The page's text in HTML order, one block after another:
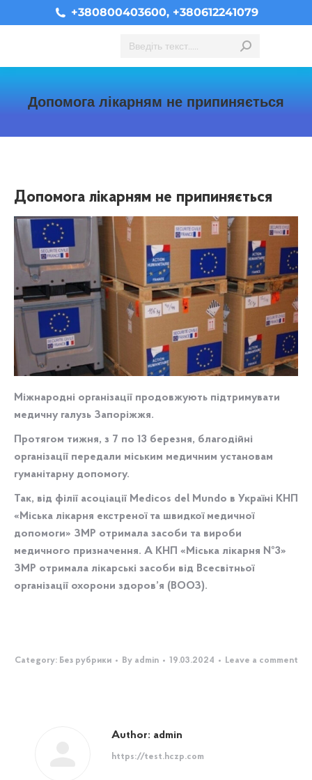
+380800403600, +380612241079
Search:
Допомога лікарням не припиняється
Допомога лікарням не припиняється
Міжнародні організації продовжують підтримувати
медичну галузь Запоріжжя.
Протягом тижня, з 7 по 13 березня, благодійні
організації передали міським медичним установам
гуманітарну допомогу.
Так, від філії асоціації Medicos del Mundo в Україні КНП
«Міська лікарня екстреної та швидкої медичної
допомоги» ЗМР отримала засоби та вироби
медичного призначення. А КНП «Міська лікарня №3»
ЗМР отримала лікарські засоби від Всесвітньої
організації охорони здоров’я (ВООЗ).
Category: Без рубрики By admin 19.03.2024 Leave a comment
Author: admin
https://test.hczp.com